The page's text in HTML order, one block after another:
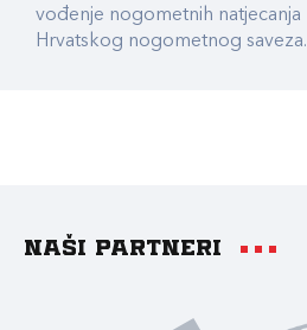
vođenje nogometnih natjecanja
Hrvatskog nogometnog saveza.
Naši partneri